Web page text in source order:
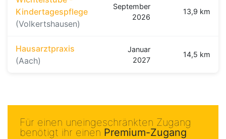
Kindertagespflege
(Volkertshausen)
September
2026
13,9 km
Hausarztpraxis
(Aach)
Januar
2027
14,5 km
Für einen uneingeschränkten Zugang
benötigt ihr einen Premium-Zugang